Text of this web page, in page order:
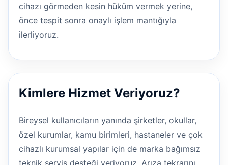
cihazı görmeden kesin hüküm vermek yerine,
önce tespit sonra onaylı işlem mantığıyla
ilerliyoruz.
Kimlere Hizmet Veriyoruz?
Bireysel kullanıcıların yanında şirketler, okullar,
özel kurumlar, kamu birimleri, hastaneler ve çok
cihazlı kurumsal yapılar için de marka bağımsız
teknik servis desteği veriyoruz. Arıza tekrarını